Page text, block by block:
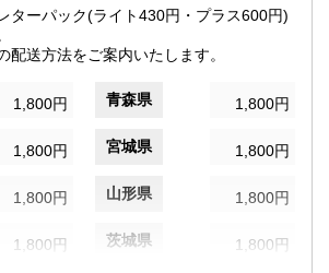
ターパック(ライト430円・プラス600円)
送方法をご案内いたします。
1,800円 青森県 1,800円
1,800円 宮城県 1,800円
1,800円 山形県 1,800円
1,800円 茨城県 1,800円